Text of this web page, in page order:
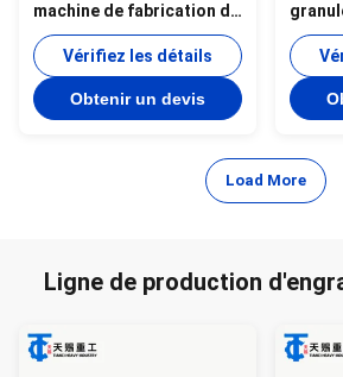
machine de fabrication de
granules d'engrais verts
Vérifiez les détails
Obtenir un devis
de
Load More
Ligne de production